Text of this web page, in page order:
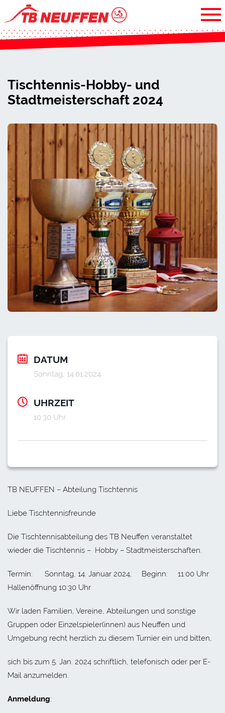
Tischtennis-Hobby- und
Stadtmeisterschaft 2024
DATUM
Sonntag, 14.01.2024
UHRZEIT
10:30 Uhr
TB NEUFFEN – Abteilung Tischtennis
Liebe Tischtennisfreunde
Die Tischtennisabteilung des TB Neuffen veranstaltet
wieder die Tischtennis – Hobby – Stadtmeisterschaften.
Termin: Sonntag, 14. Januar 2024; Beginn: 11:00 Uhr
Hallenöffnung 10:30 Uhr
Wir laden Familien, Vereine, Abteilungen und sonstige
Gruppen oder Einzelspieler(innen) aus Neuffen und
Umgebung recht herzlich zu diesem Turnier ein und bitten,
sich bis zum 5. Jan. 2024 schriftlich, telefonisch oder per E-
Mail anzumelden.
Anmeldung: